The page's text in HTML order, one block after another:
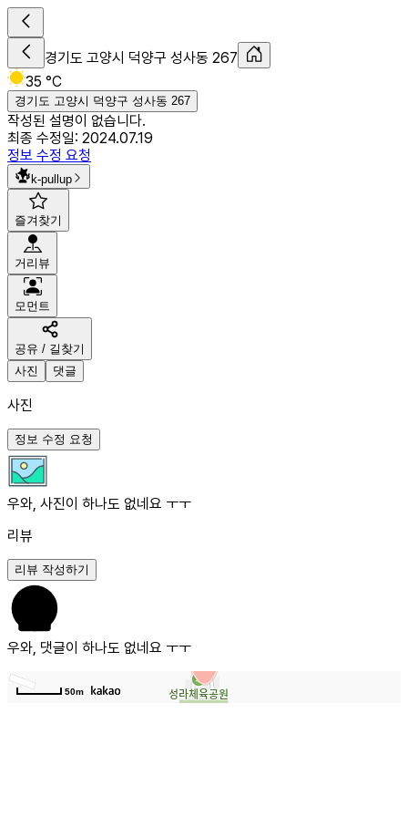
경기도 고양시 덕양구 성사동 267
35 °C
경기도 고양시 덕양구 성사동 267
작성된 설명이 없습니다.
최종 수정일: 2024.07.19
정보 수정 요청
k-pullup
즐겨찾기
거리뷰
모먼트
공유 / 길찾기
사진
댓글
사진
정보 수정 요청
우와, 사진이 하나도 없네요 ㅜㅜ
리뷰
리뷰 작성하기
우와, 댓글이 하나도 없네요 ㅜㅜ
50m